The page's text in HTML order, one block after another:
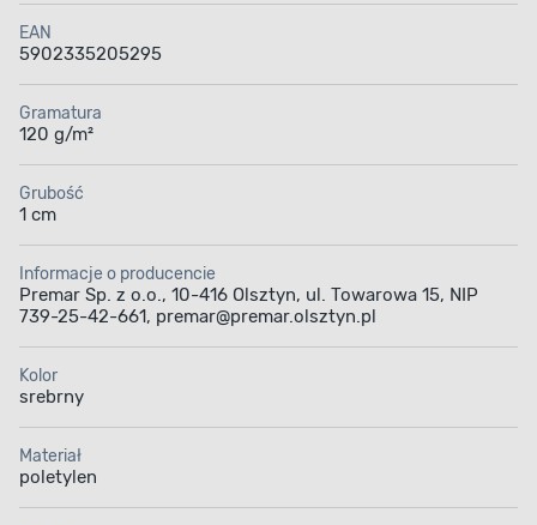
EAN
5902335205295
Gramatura
120 g/m²
Grubość
1 cm
Informacje o producencie
Premar Sp. z o.o., 10-416 Olsztyn, ul. Towarowa 15, NIP
739-25-42-661, premar@premar.olsztyn.pl
Kolor
srebrny
Materiał
poletylen